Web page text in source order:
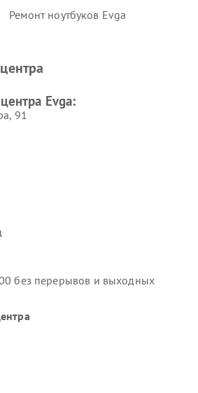
Ремонт ноутбуков Evga
Evga:
91
без перерывов и выходных